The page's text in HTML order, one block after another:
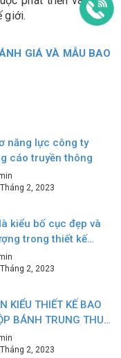
giới.
GIÁ VÀ MẪU BAO
năng lực công ty
cáo truyền thông
2, 2023
kiểu bố cục đẹp và
trong thiết kế
2, 2023
KIỂU THIẾT KẾ BAO
BÁNH TRUNG THU
TẦM GIÁ TRỊ
HIỆU
2, 2023